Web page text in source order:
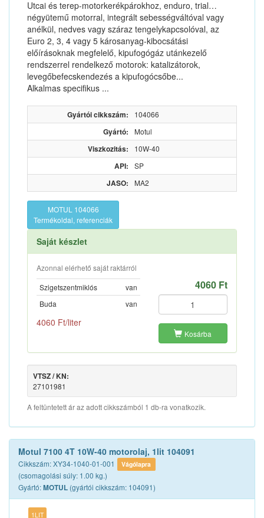
Utcai és terep-motorkerékpárokhoz, enduro, trial…
négyütemű motorral, integrált sebességváltóval vagy
anélkül, nedves vagy száraz tengelykapcsolóval, az
Euro 2, 3, 4 vagy 5 károsanyag-kibocsátási
előírásoknak megfelelő, kipufogógáz utánkezelő
rendszerrel rendelkező motorok: katalizátorok,
levegőbefecskendezés a kipufogócsőbe...
Alkalmas specifikus ...
Gyártói cikkszám: 104066
Gyártó: Motul
Viszkozitás: 10W-40
API: SP
JASO: MA2
MOTUL 104066
Termékoldal, referenciák
Saját készlet
Azonnal elérhető saját raktárról
Szigetszentmiklós
van
Buda
van
4060 Ft/liter
4060 Ft
Kosárba
VTSZ / KN:
27101981
A feltüntetett ár az adott cikkszámból 1 db-ra vonatkozik.
Motul 7100 4T 10W-40 motorolaj, 1lit 104091
Cikkszám: XY34-1040-01-001 Vágólapra
(csomagolási súly: 1.00 kg.)
Gyártó:MOTUL (gyártói cikkszám: 104091)
1LIT